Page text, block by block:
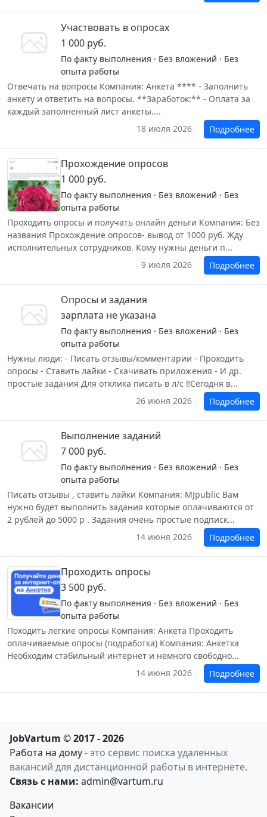
Участвовать в опросах
1 000 руб.
По факту выполнения · Без вложений · Без
опыта работы
Отвечать на вопросы Компания: Анкета **** - Заполнить
анкету и ответить на вопросы. **Заработок:** - Оплата за
каждый заполненный лист анкеты....
18 июля 2026
Подробнее
Прохождение опросов
1 000 руб.
По факту выполнения · Без вложений · Без
опыта работы
Проходить опросы и получать онлайн деньги Компания: Без
названия Прохождение опросов- вывод от 1000 руб. Жду
исполнительных сотрудников. Кому нужны деньги п...
9 июля 2026
Подробнее
Опросы и задания
зарплата не указана
По факту выполнения · Без вложений · Без
опыта работы
Нужны люди: - Писать отзывы/комментарии - Проходить
опросы - Ставить лайки - Скачивать приложения - И др.
простые задания Для отклика писать в л/с ‼️Сегодня в...
26 июня 2026
Подробнее
Выполнение заданий
7 000 руб.
По факту выполнения · Без вложений · Без
опыта работы
Писать отзывы , ставить лайки Компания: MJpublic Вам
нужно будет выполнить задания которые оплачиваются от
2 рублей до 5000 р . Задания очень простые подписк...
14 июня 2026
Подробнее
Проходить опросы
3 500 руб.
По факту выполнения · Без вложений · Без
опыта работы
Походить легкие опросы Компания: Анкета Проходить
оплачиваемые опросы (подработка) Компания: Анкетка
Необходим стабильный интернет и немного свободно...
14 июня 2026
Подробнее
JobVartum © 2017 - 2026
Работа на дому- это сервис поиска удаленных
вакансий для дистанционной работы в интернете.
Связь с нами: admin@vartum.ru
Вакансии